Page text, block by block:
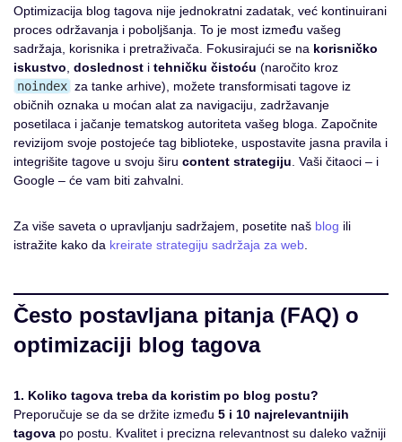
Optimizacija blog tagova nije jednokratni zadatak, već kontinuirani
proces održavanja i poboljšanja. To je most između vašeg
sadržaja, korisnika i pretraživača. Fokusirajući se na korisničko
iskustvo doslednost i tehničku čistoću (naročito kroz
noindex za tanke arhive), možete transformisati tagove iz
običnih oznaka u moćan alat za navigaciju, zadržavanje
posetilaca i jačanje tematskog autoriteta vašeg bloga. Započnite
revizijom svoje postojeće tag biblioteke, uspostavite jasna pravila i
integrišite tagove u svoju širu content strategiju . Vaši čitaoci – i
Google – će vam biti zahvalni.
Za više saveta o upravljanju sadržajem, posetite naš blog ili
istražite kako da kreirate strategiju sadržaja za web
Često postavljana pitanja (FAQ) o
optimizaciji blog tagova
1. Koliko tagova treba da koristim po blog postu?
Preporučuje se da se držite između 5 i 10 najrelevantnijih
tagova po postu. Kvalitet i precizna relevantnost su daleko važniji